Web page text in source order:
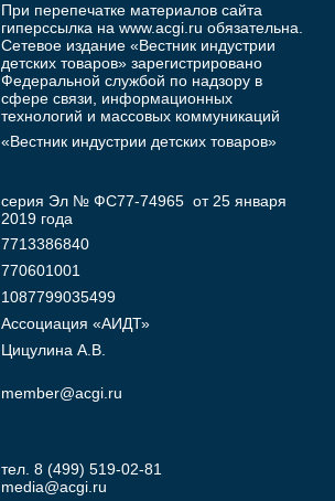
При перепечатке материалов сайта
гиперссылка на www.acgi.ru обязательна.
Сетевое издание «Вестник индустрии
детских товаров» зарегистрировано
Федеральной службой по надзору в
сфере связи, информационных
технологий и массовых коммуникаций
«Вестник индустрии детских товаров»
серия Эл № ФС77-74965 от 25 января
2019 года
7713386840
770601001
1087799035499
Ассоциация «АИДТ»
Цицулина А.В.
member@acgi.ru
тел. 8 (499) 519-02-81
media@acgi.ru